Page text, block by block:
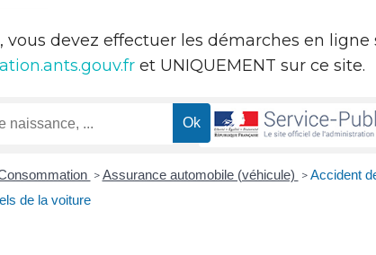
devez effectuer les démarches en ligne
et UNIQUEMENT sur ce site.
> Assurance automobile (véhicule) > Accident
de la voiture